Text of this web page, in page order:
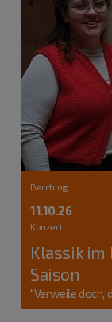
Berching
11.10.26
Konzert
Klassik im
Saison
"Verweile doch,